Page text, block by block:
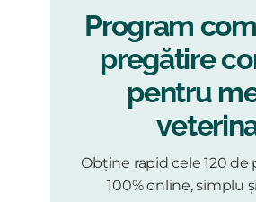
Program
pregătire
pentru
Obține rapid cele 120 de
100% online, simplu